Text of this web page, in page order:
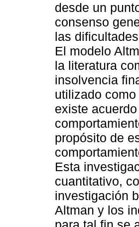
desde un
consenso
las
El modelo
la literatura
insolvencia
utilizado
existe
propósito de
Esta
cuantitativo,
investigación
Altman y los